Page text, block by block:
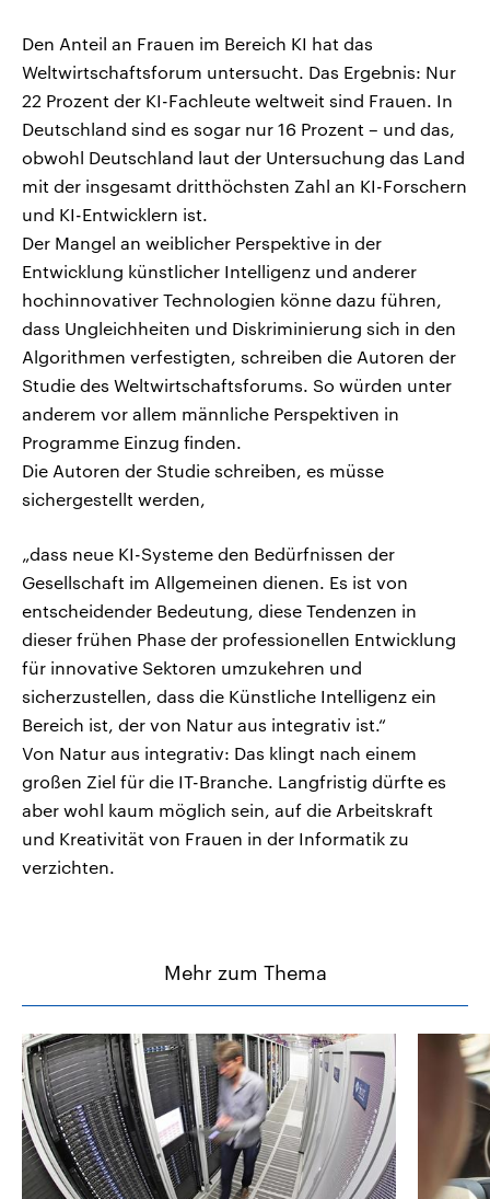
Den Anteil an Frauen im Bereich KI hat das
Weltwirtschaftsforum untersucht. Das Ergebnis: Nur
22 Prozent der KI-Fachleute weltweit sind Frauen. In
Deutschland sind es sogar nur 16 Prozent – und das,
obwohl Deutschland laut der Untersuchung das Land
mit der insgesamt dritthöchsten Zahl an KI-Forschern
und KI-Entwicklern ist.
Der Mangel an weiblicher Perspektive in der
Entwicklung künstlicher Intelligenz und anderer
hochinnovativer Technologien könne dazu führen,
dass Ungleichheiten und Diskriminierung sich in den
Algorithmen verfestigten, schreiben die Autoren der
Studie des Weltwirtschaftsforums. So würden unter
anderem vor allem männliche Perspektiven in
Programme Einzug finden.
Die Autoren der Studie schreiben, es müsse
sichergestellt werden,
„dass neue KI-Systeme den Bedürfnissen der
Gesellschaft im Allgemeinen dienen. Es ist von
entscheidender Bedeutung, diese Tendenzen in
dieser frühen Phase der professionellen Entwicklung
für innovative Sektoren umzukehren und
sicherzustellen, dass die Künstliche Intelligenz ein
Bereich ist, der von Natur aus integrativ ist.“
Von Natur aus integrativ: Das klingt nach einem
großen Ziel für die IT-Branche. Langfristig dürfte es
aber wohl kaum möglich sein, auf die Arbeitskraft
und Kreativität von Frauen in der Informatik zu
verzichten.
Mehr zum Thema